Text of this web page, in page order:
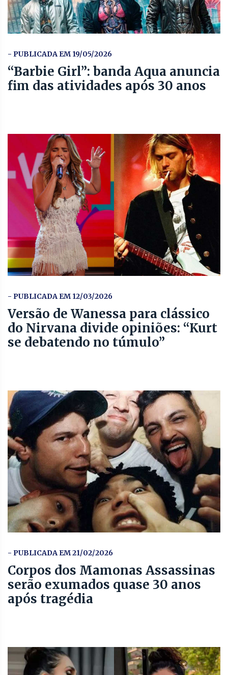
- PUBLICADA EM 19/05/2026
“Barbie Girl”: banda Aqua anuncia
fim das atividades após 30 anos
- PUBLICADA EM 12/03/2026
Versão de Wanessa para clássico
do Nirvana divide opiniões: “Kurt
se debatendo no túmulo”
- PUBLICADA EM 21/02/2026
Corpos dos Mamonas Assassinas
serão exumados quase 30 anos
após tragédia